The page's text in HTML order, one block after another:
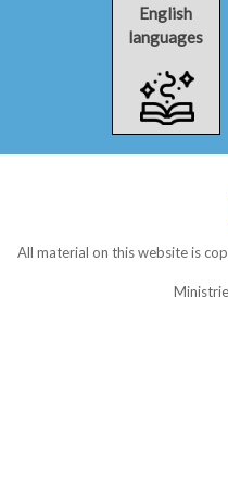
English
languages
All material on this website is